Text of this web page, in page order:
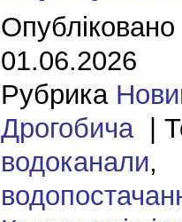
01.06.2026
Рубрика
Дрогобича|
водоканали,